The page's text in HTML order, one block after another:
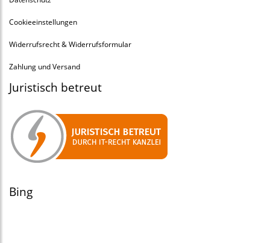
Cookieeinstellungen
Widerrufsrecht & Widerrufsformular
Zahlung und Versand
Juristisch betreut
Bing